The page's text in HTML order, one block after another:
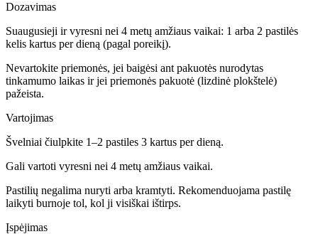
Dozavimas
Suaugusieji ir vyresni nei 4 metų amžiaus vaikai: 1 arba 2 pastilės
kelis kartus per dieną (pagal poreikį).
Nevartokite priemonės, jei baigėsi ant pakuotės nurodytas
tinkamumo laikas ir jei priemonės pakuotė (lizdinė plokštelė)
pažeista.
Vartojimas
Švelniai čiulpkite 1–2 pastiles 3 kartus per dieną.
Gali vartoti vyresni nei 4 metų amžiaus vaikai.
Pastilių negalima nuryti arba kramtyti. Rekomenduojama pastilę
laikyti burnoje tol, kol ji visiškai ištirps.
Įspėjimas